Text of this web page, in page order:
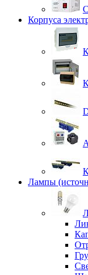
Корпуса
Лампы